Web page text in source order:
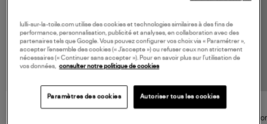
KUJTEN ISABEL MARANT
lulli-sur-la-toile.com utilise des cookies et technologies similaires à des fins de
performance, personnalisation, publicité et analyses, en collaboration avec des
partenaires tels que Google. Vous pouvez configurer vos choix via « Paramétrer »,
accepter l’ensemble des cookies (« J’accepte ») ou refuser ceux non strictement
nécessaires (« Continuer sans accepter »). Pour en savoir plus sur l’utilisation de
vos données, consulter notre politique de cookies
Paramètres des cookies Autoriser tous les cookies